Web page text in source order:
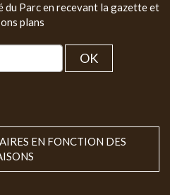
du Parc en recevant la gazette et
plans
OK
EN FONCTION DES